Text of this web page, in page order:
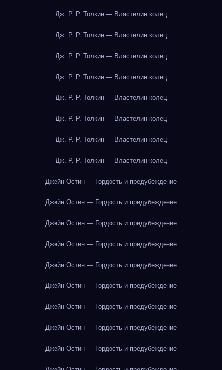
Дж. Р. Р. Толкин — Властелин колец
Дж. Р. Р. Толкин — Властелин колец
Дж. Р. Р. Толкин — Властелин колец
Дж. Р. Р. Толкин — Властелин колец
Дж. Р. Р. Толкин — Властелин колец
Дж. Р. Р. Толкин — Властелин колец
Дж. Р. Р. Толкин — Властелин колец
Дж. Р. Р. Толкин — Властелин колец
Джейн Остин — Гордость и предубеждение
Джейн Остин — Гордость и предубеждение
Джейн Остин — Гордость и предубеждение
Джейн Остин — Гордость и предубеждение
Джейн Остин — Гордость и предубеждение
Джейн Остин — Гордость и предубеждение
Джейн Остин — Гордость и предубеждение
Джейн Остин — Гордость и предубеждение
Джейн Остин — Гордость и предубеждение